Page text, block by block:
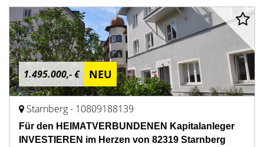
1.495.000,- € NEU
Starnberg - 10809188139
Für den HEIMATVERBUNDENEN Kapitalanleger
INVESTIEREN im Herzen von 82319 Starnberg